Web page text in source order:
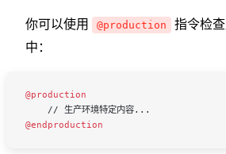
你可以使用 @production
指令检
中：
@production
    // 生产环境特定内容...
@endproduction